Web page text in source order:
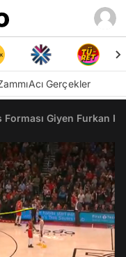
Acı Gerçekler
Giyen Furkan